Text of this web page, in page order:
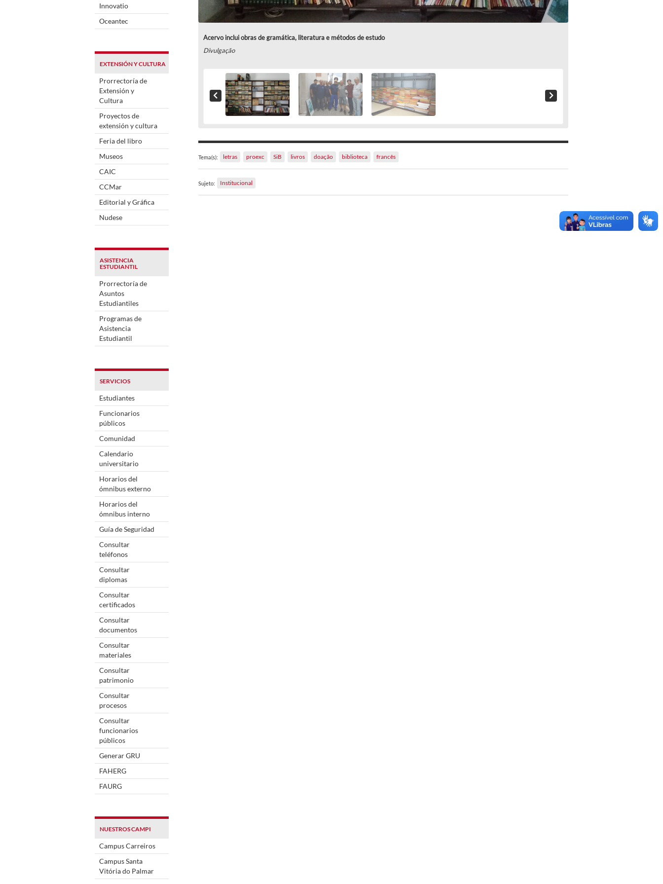
Innovatio
Oceantec
EXTENSIÓN Y CULTURA
Prorrectoría de
Extensión y
Cultura
Proyectos de
extensión y cultura
Feria del libro
Museos
CAIC
CCMar
Editorial y Gráfica
Nudese
ASISTENCIA
ESTUDIANTIL
Prorrectoría de
Asuntos
Estudiantiles
Programas de
Asistencia
Estudiantil
SERVICIOS
Estudiantes
Funcionarios
públicos
Comunidad
Calendario
universitario
Horarios del
ómnibus externo
Horarios del
ómnibus interno
Guía de Seguridad
Consultar
teléfonos
Consultar
diplomas
Consultar
certificados
Consultar
documentos
Consultar
materiales
Consultar
patrimonio
Consultar
procesos
Consultar
funcionarios
públicos
Generar GRU
FAHERG
FAURG
NUESTROS CAMPI
Campus Carreiros
Campus Santa
Vitória do Palmar
Acervo inclui obras de gramática, literatura e métodos de estudo
Divulgação
Tema(s): letras proexc SiB livros doação biblioteca francês
Sujeto: Institucional